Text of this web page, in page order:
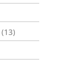
(13)